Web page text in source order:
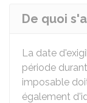
De quoi
La date
période
imposable
également